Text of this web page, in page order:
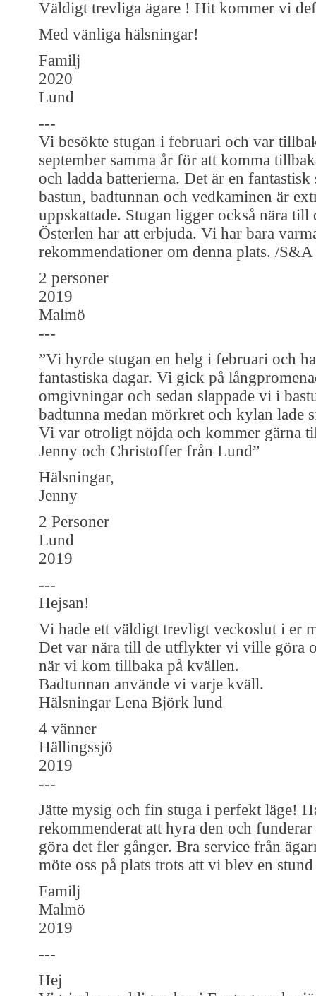
Väldigt trevliga ägare ! Hit kommer vi
Med vänliga hälsningar!
Familj
2020
Lund
---
Vi besökte stugan i februari och var
september samma år för att komma
och ladda batterierna. Det är en fantastisk
bastun, badtunnan och vedkaminen är
uppskattade. Stugan ligger också nära till
Österlen har att erbjuda. Vi har bara
rekommendationer om denna plats. /S&A
2 personer
2019
Malmö
---
”Vi hyrde stugan en helg i februari och
fantastiska dagar. Vi gick på
omgivningar och sedan slappade vi i
badtunna medan mörkret och kylan lade
Vi var otroligt nöjda och kommer gärna
Jenny och Christoffer från Lund”
Hälsningar,
Jenny
2 Personer
Lund
2019
---
Hejsan!
Vi hade ett väldigt trevligt veckoslut i er
Det var nära till de utflykter vi ville göra
när vi kom tillbaka på kvällen.
Badtunnan använde vi varje kväll.
Hälsningar Lena Björk lund
4 vänner
Hällingssjö
2019
---
Jätte mysig och fin stuga i perfekt läge!
rekommenderat att hyra den och
göra det fler gånger. Bra service från
möte oss på plats trots att vi blev en
Familj
Malmö
2019
---
Hej